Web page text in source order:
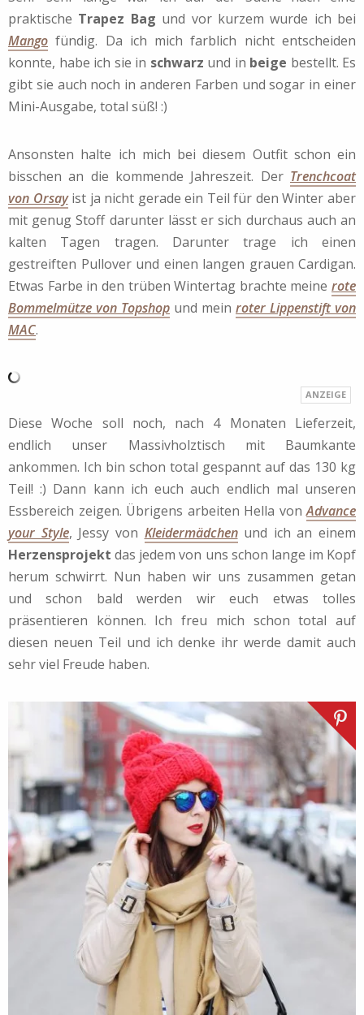
praktische Trapez Bag und vor kurzem wurde ich bei
Mango fündig. Da ich mich farblich nicht entscheiden
konnte, habe ich sie in schwarz und in beige bestellt. Es
gibt sie auch noch in anderen Farben und sogar in einer
Mini-Ausgabe, total süß! :)
Ansonsten halte ich mich bei diesem Outfit schon ein
bisschen an die kommende Jahreszeit. Der Trenchcoat
von Orsayist ja nicht gerade ein Teil für den Winter aber
mit genug Stoff darunter lässt er sich durchaus auch an
kalten Tagen tragen. Darunter trage ich einen
gestreiften Pullover und einen langen grauen Cardigan.
Etwas Farbe in den trüben Wintertag brachte meine rote
Bommelmütze von Topshop und mein roter Lippenstift von
MAC.
Diese Woche soll noch, nach 4 Monaten Lieferzeit,
endlich unser Massivholztisch mit Baumkante
ankommen. Ich bin schon total gespannt auf das 130 kg
Teil! :) Dann kann ich euch auch endlich mal unseren
Essbereich zeigen. Übrigens arbeiten Hella vonAdvance
your Style, Jessy von Kleidermädchenund ich an einem
Herzensprojekt das jedem von uns schon lange im Kopf
herum schwirrt. Nun haben wir uns zusammen getan
und schon bald werden wir euch etwas tolles
präsentieren können. Ich freu mich schon total auf
diesen neuen Teil und ich denke ihr werde damit auch
sehr viel Freude haben.